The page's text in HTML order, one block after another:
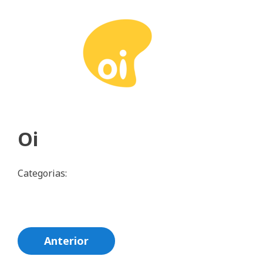
Oi
Categorias:
Navegação
de
Anterior